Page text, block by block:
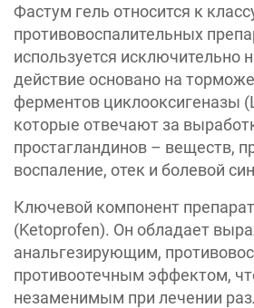
Фастум гель относится к
противовоспалительных
используется исключительно
действие основано на
ферментов циклооксигеназы
которые отвечают за
простагландинов – веществ,
воспаление, отек и болевой
Ключевой компонент
(Ketoprofen). Он обладает
анальгезирующим,
противоотечным эффектом,
незаменимым при лечении